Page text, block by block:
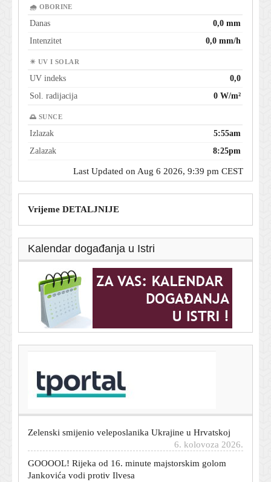
🌧 OBORINE
Danas
0,0 mm
Intenzitet
0,0 mm/h
☀ UV I SOLAR
UV indeks
0,0
Sol. radijacija
0 W/m²
🌅 SUNCE
Izlazak
5:55am
Zalazak
8:25pm
Last Updated on Aug 6 2026, 9:39 pm CEST
Vrijeme DETALJNIJE
Kalendar događanja u Istri
Večer za pamćenje: Hajduk ovako nešto nije napravio
više od 20 godina
6. kolovoza 2026.
Jankovića vodi protiv Ilvesa